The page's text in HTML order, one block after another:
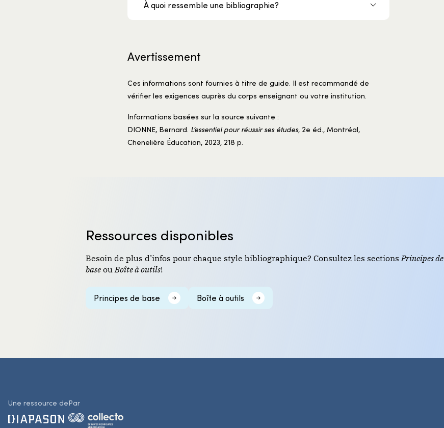
À quoi ressemble une bibliographie?
Avertissement
Ces informations sont fournies à titre de guide. Il est recommandé de
vérifier les exigences auprès du corps enseignant ou votre institution.
Informations basées sur la source suivante :
DIONNE, Bernard. L’essentiel pour réussir ses études, 2e éd., Montréal,
Chenelière Éducation, 2023, 218 p.
Ressources disponibles
Besoin de plus d’infos pour chaque style bibliographique? Consultez les sections Principes de
baseou Boîte à outils!
Principes de base Boîte à outils
Une ressource dePar